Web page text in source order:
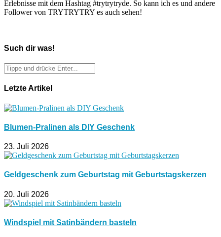
Erlebnisse mit dem Hashtag #trytrytryde. So kann ich es und andere
Follower von TRYTRYTRY es auch sehen!
Such dir was!
Letzte Artikel
Blumen-Pralinen als DIY Geschenk
23. Juli 2026
Geldgeschenk zum Geburtstag mit Geburtstagskerzen
20. Juli 2026
Windspiel mit Satinbändern basteln